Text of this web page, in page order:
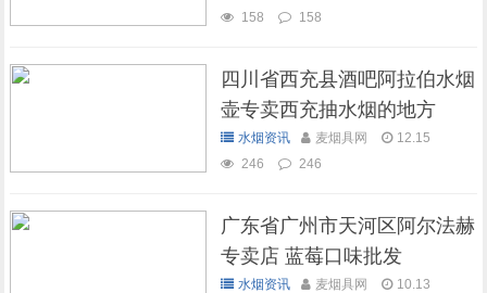
158
158
四川省西充县酒吧阿拉伯水烟
壶专卖西充抽水烟的地方
水烟资讯 麦烟具网
12.15
246
246
广东省广州市天河区阿尔法赫
专卖店 蓝莓口味批发
水烟资讯 麦烟具网
10.13